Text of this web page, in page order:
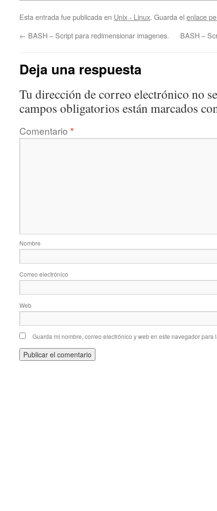
Esta entrada fue publicada en Unix - Linux. Guarda el enlace
← BASH – Script para redimensionar imagenes. BASH –
Deja una respuesta
Tu dirección de correo electrónico no
campos obligatorios están marcados
Comentario *
Nombre
Correo electrónico
Web
Guarda mi nombre, correo electrónico y web en este navegador para